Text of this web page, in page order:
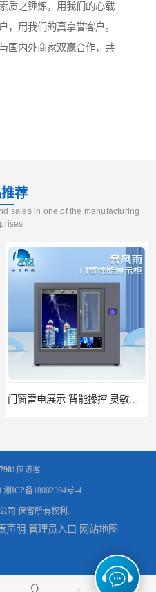
质之锤炼，用我们的心载
，用我们的真享誉客户。
国内外商家双赢合作，共
荐
sales in one of the manufacturing
门窗暴风雨展示设备 简洁灵敏 灵敏方便
位访客
湘ICP备18002394号-4
司 保留所有权利.
声明 管理员入口 网站地图